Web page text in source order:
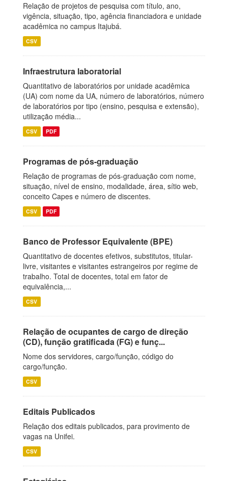
Relação de projetos de pesquisa com título, ano,
vigência, situação, tipo, agência financiadora e unidade
acadêmica no campus Itajubá.
CSV
Infraestrutura laboratorial
Quantitativo de laboratórios por unidade acadêmica
(UA) com nome da UA, número de laboratórios, número
de laboratórios por tipo (ensino, pesquisa e extensão),
utilização média...
CSV PDF
Programas de pós-graduação
Relação de programas de pós-graduação com nome,
situação, nível de ensino, modalidade, área, sítio web,
conceito Capes e número de discentes.
CSV PDF
Banco de Professor Equivalente (BPE)
Quantitativo de docentes efetivos, substitutos, titular-
livre, visitantes e visitantes estrangeiros por regime de
trabalho. Total de docentes, total em fator de
equivalência,...
CSV
Relação de ocupantes de cargo de direção
(CD), função gratificada (FG) e funç...
Nome dos servidores, cargo/função, código do
cargo/função.
CSV
Editais Publicados
Relação dos editais publicados, para provimento de
vagas na Unifei.
CSV